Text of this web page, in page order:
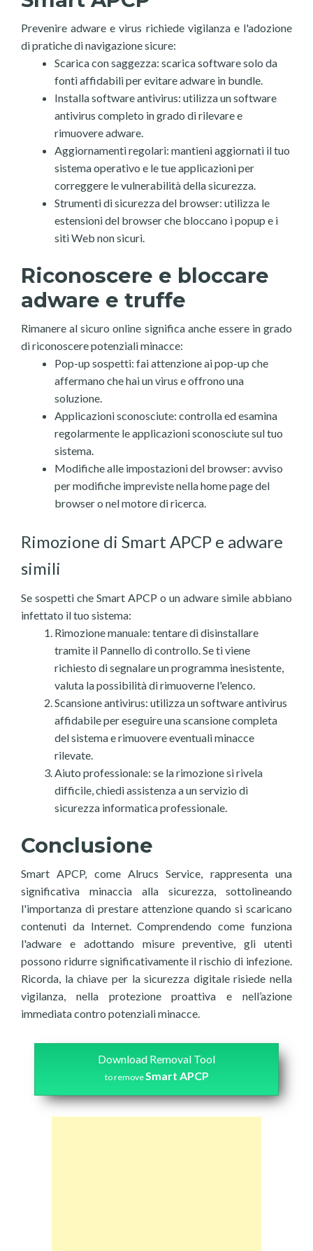
Prevenire adware e virus richiede vigilanza e l'adozione
di pratiche di navigazione sicure:
Scarica con saggezza: scarica software solo da
fonti affidabili per evitare adware in bundle.
Installa software antivirus: utilizza un software
antivirus completo in grado di rilevare e
rimuovere adware.
Aggiornamenti regolari: mantieni aggiornati il tuo
sistema operativo e le tue applicazioni per
correggere le vulnerabilità della sicurezza.
Strumenti di sicurezza del browser: utilizza le
estensioni del browser che bloccano i popup e i
siti Web non sicuri.
Riconoscere e bloccare
adware e truffe
Rimanere al sicuro online significa anche essere in grado
di riconoscere potenziali minacce:
Pop-up sospetti: fai attenzione ai pop-up che
affermano che hai un virus e offrono una
soluzione.
Applicazioni sconosciute: controlla ed esamina
regolarmente le applicazioni sconosciute sul tuo
sistema.
Modifiche alle impostazioni del browser: avviso
per modifiche impreviste nella home page del
browser o nel motore di ricerca.
Rimozione di Smart APCP e adware
simili
Se sospetti che Smart APCP o un adware simile abbiano
infettato il tuo sistema:
Rimozione manuale: tentare di disinstallare
tramite il Pannello di controllo. Se ti viene
richiesto di segnalare un programma inesistente,
valuta la possibilità di rimuoverne l'elenco.
Scansione antivirus: utilizza un software antivirus
affidabile per eseguire una scansione completa
del sistema e rimuovere eventuali minacce
rilevate.
Aiuto professionale: se la rimozione si rivela
difficile, chiedi assistenza a un servizio di
sicurezza informatica professionale.
Conclusione
Smart APCP, come Alrucs Service, rappresenta una
significativa minaccia alla sicurezza, sottolineando
l'importanza di prestare attenzione quando si scaricano
contenuti da Internet. Comprendendo come funziona
l'adware e adottando misure preventive, gli utenti
possono ridurre significativamente il rischio di infezione.
Ricorda, la chiave per la sicurezza digitale risiede nella
vigilanza, nella protezione proattiva e nell’azione
immediata contro potenziali minacce.
Download Removal Tool
to removeSmart APCP